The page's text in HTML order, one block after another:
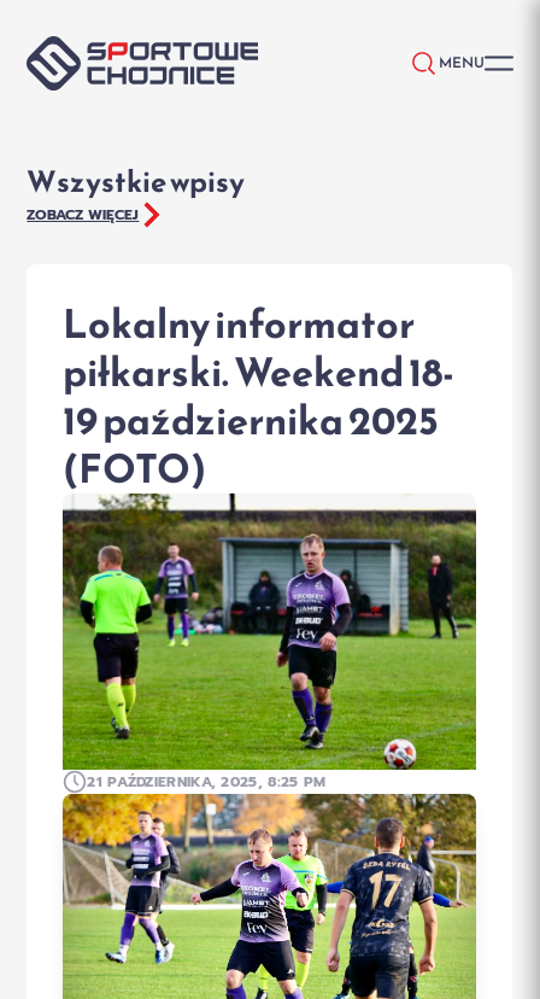
MENU
Wszystkie wpisy
ZOBACZ WIĘCEJ
Lokalny informator
piłkarski. Weekend 18-
19 października 2025
(FOTO)
21 PAŹDZIERNIKA, 2025, 8:25 PM